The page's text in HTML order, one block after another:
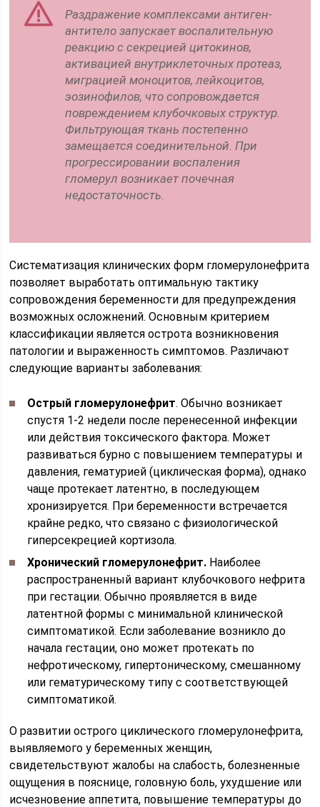
Раздражение комплексами антиген-
антитело запускает воспалительную
реакцию с секрецией цитокинов,
активацией внутриклеточных протеаз,
миграцией моноцитов, лейкоцитов,
эозинофилов, что сопровождается
повреждением клубочковых структур.
Фильтрующая ткань постепенно
замещается соединительной. При
прогрессировании воспаления
гломерул возникает почечная
недостаточность.
Систематизация клинических форм гломерулонефрита
позволяет выработать оптимальную тактику
сопровождения беременности для предупреждения
возможных осложнений. Основным критерием
классификации является острота возникновения
патологии и выраженность симптомов. Различают
следующие варианты заболевания:
Острый гломерулонефрит. Обычно возникает
спустя 1-2 недели после перенесенной инфекции
или действия токсического фактора. Может
развиваться бурно с повышением температуры и
давления, гематурией (циклическая форма), однако
чаще протекает латентно, в последующем
хронизируется. При беременности встречается
крайне редко, что связано с физиологической
гиперсекрецией кортизола.
Хронический гломерулонефрит. Наиболее
распространенный вариант клубочкового нефрита
при гестации. Обычно проявляется в виде
латентной формы с минимальной клинической
симптоматикой. Если заболевание возникло до
начала гестации, оно может протекать по
нефротическому, гипертоническому, смешанному
или гематурическому типу с соответствующей
симптоматикой.
О развитии острого циклического гломерулонефрита,
выявляемого у беременных женщин,
свидетельствуют жалобы на слабость, болезненные
ощущения в пояснице, головную боль, ухудшение или
исчезновение аппетита, повышение температуры до